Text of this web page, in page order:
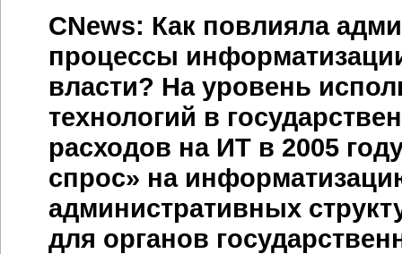
CNews: Как повлияла
процессы
власти? На уровень
технологий в
расходов на ИТ в 2005
спрос» на
административных
для органов